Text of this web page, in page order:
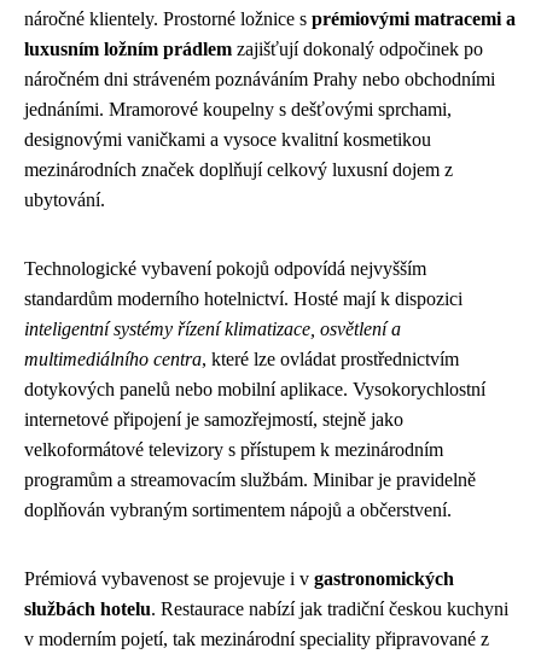
náročné klientely. Prostorné ložnice s prémiovými matracemi a
luxusním ložním prádlem zajišťují dokonalý odpočinek po
náročném dni stráveném poznáváním Prahy nebo obchodními
jednáními. Mramorové koupelny s dešťovými sprchami,
designovými vaničkami a vysoce kvalitní kosmetikou
mezinárodních značek doplňují celkový luxusní dojem z
ubytování.
Technologické vybavení pokojů odpovídá nejvyšším
standardům moderního hotelnictví. Hosté mají k dispozici
inteligentní systémy řízení klimatizace, osvětlení a
multimediálního centra, které lze ovládat prostřednictvím
dotykových panelů nebo mobilní aplikace. Vysokorychlostní
internetové připojení je samozřejmostí, stejně jako
velkoformátové televizory s přístupem k mezinárodním
programům a streamovacím službám. Minibar je pravidelně
doplňován vybraným sortimentem nápojů a občerstvení.
Prémiová vybavenost se projevuje i v gastronomických
službách hotelu. Restaurace nabízí jak tradiční českou kuchyni
v moderním pojetí, tak mezinárodní speciality připravované z